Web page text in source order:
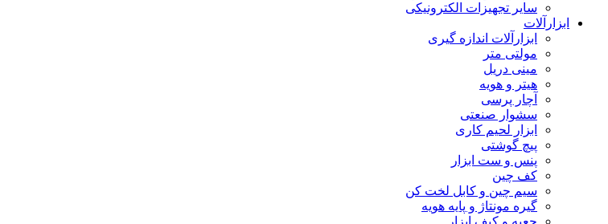
سایر تجهیزات الکترونیکی
ابزارآلات
ابزارآلات اندازه گیری
مولتی متر
مینی دریل
هیتر و هویه
آچار پرسی
سشوار صنعتی
ابزار لحیم کاری
پیچ گوشتی
پنس و ست ابزار
کف چین
سیم چین و کابل لخت کن
گیره مونتاژ و پایه هویه
جعبه و کیف ابزار